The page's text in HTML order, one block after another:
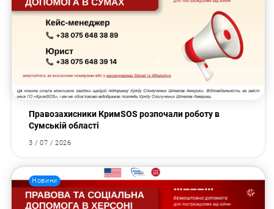
Правозахисники КримSOS розпочали роботу в
Сумській області
3 / 07 / 2026
Новини